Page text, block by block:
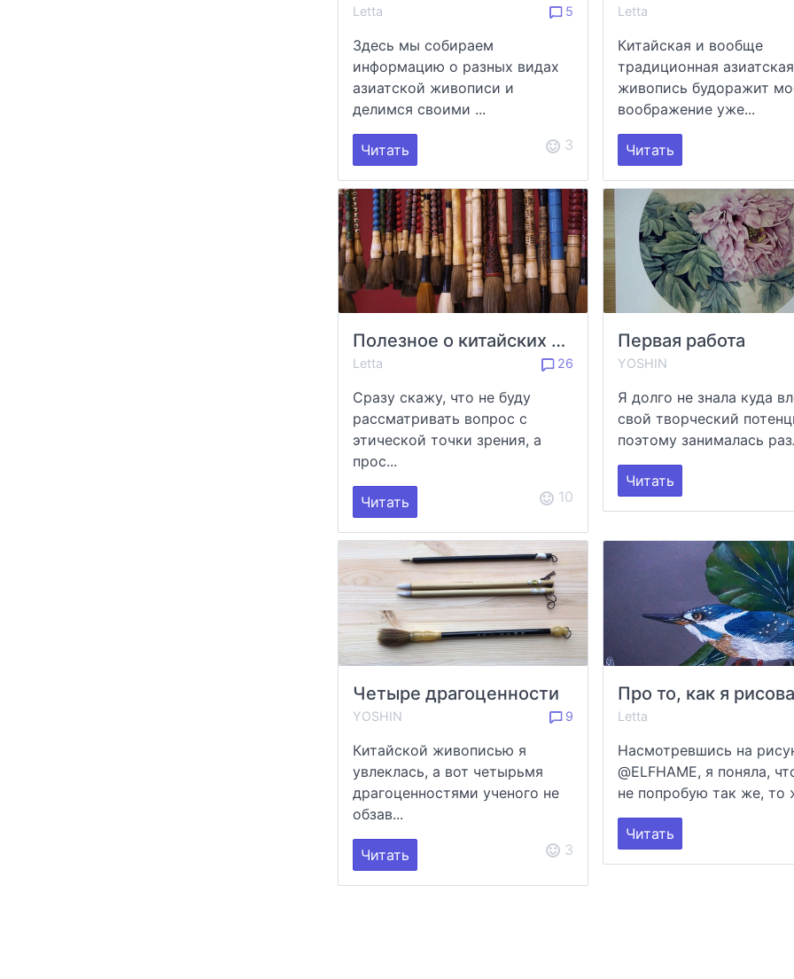
Letta 5
Здесь мы собираем
информацию о разных видах
азиатской живописи и
делимся своими ...
Читать 3
Letta
Китайская и вообще
традиционная азиатская
живопись будоражит
воображение уже...
Читать
Полезное о китайских кистях
Letta 26
Сразу скажу, что не буду
рассматривать вопрос с
этической точки зрения, а
прос...
Читать 10
Первая работа
YOSHIN
Я долго не знала куда
свой творческий
поэтому занималась
Читать
Четыре драгоценности
YOSHIN 9
Китайской живописью я
увлеклась, а вот четырьмя
драгоценностями ученого не
обзав...
Читать 3
Letta
Насмотревшись на
@ELFHAME, я поняла,
не попробую так же, то
Читать